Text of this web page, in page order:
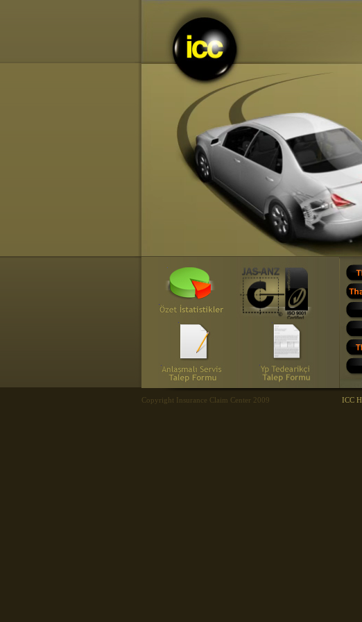
Copyright Insurance Claim Center 2009 ICC